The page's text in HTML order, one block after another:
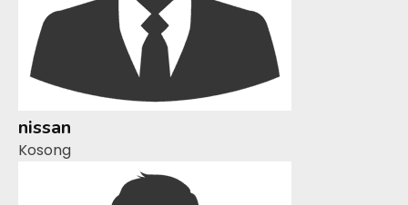
nissan
Kosong